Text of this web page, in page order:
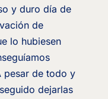
y duro día de
de
lo hubiesen
pesar de todo y
dejarlas